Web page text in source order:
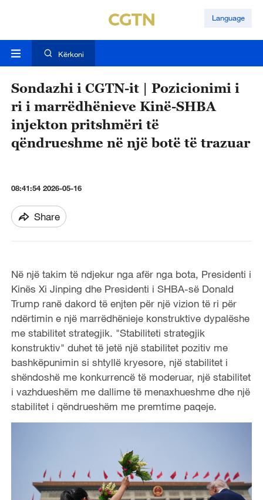
Language
Kërkoni
Sondazhi i CGTN-it | Pozicionimi i
ri i marrëdhënieve Kinë-SHBA
injekton pritshmëri të
qëndrueshme në një botë të trazuar
08:41:54 2026-05-16
Share
Në një takim të ndjekur nga afër nga bota, Presidenti i
Kinës Xi Jinping dhe Presidenti i SHBA-së Donald
Trump ranë dakord të enjten për një vizion të ri për
ndërtimin e një marrëdhënieje konstruktive dypalëshe
me stabilitet strategjik. "Stabiliteti strategjik
konstruktiv" duhet të jetë një stabilitet pozitiv me
bashkëpunimin si shtyllë kryesore, një stabilitet i
shëndoshë me konkurrencë të moderuar, një stabilitet
i vazhdueshëm me dallime të menaxhueshme dhe një
stabilitet i qëndrueshëm me premtime paqeje.